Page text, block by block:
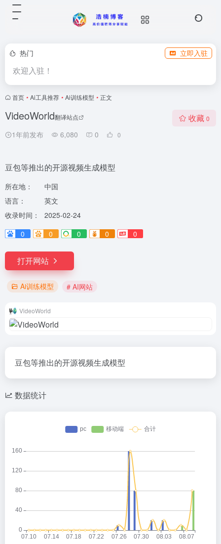
热门 立即入驻
欢迎入驻！
首页 • Ai工具推荐 • Ai训练模型 • 正文
VideoWorld翻译站点
1年前发布 6,080 0 0
收藏 0
豆包等推出的开源视频生成模型
所在地：
中国
语言：
英文
收录时间：
2025-02-24
0
0 0 0 0
打开网站
Ai训练模型 # AI网站
VideoWorld
豆包等推出的开源视频生成模型
数据统计